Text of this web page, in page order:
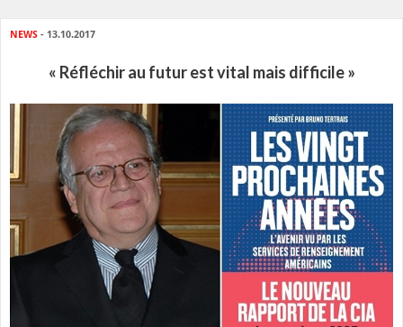
NEWS - 13.10.2017
« Réfléchir au futur est vital mais difficile »